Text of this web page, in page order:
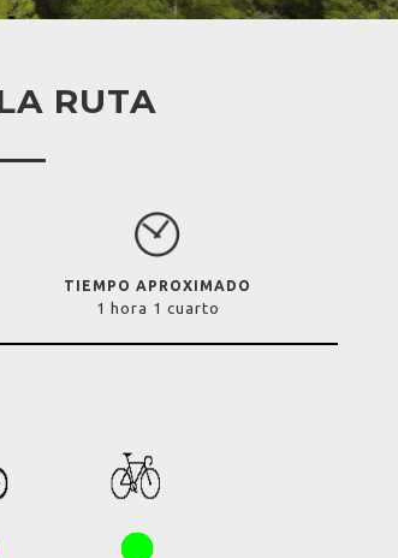
RUTA
TIEMPO APROXIMADO
1 hora 1 cuarto